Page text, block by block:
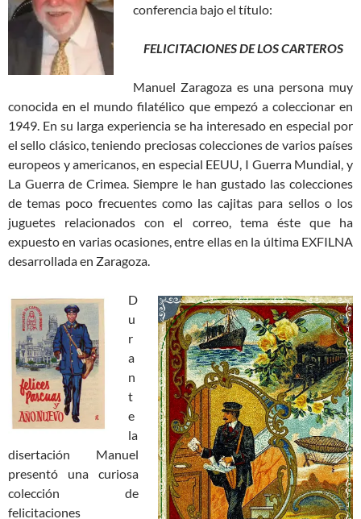
conferencia bajo el título:
FELICITACIONES DE LOS CARTEROS
Manuel Zaragoza es una persona muy
conocida en el mundo filatélico que empezó a coleccionar en
1949. En su larga experiencia se ha interesado en especial por
el sello clásico, teniendo preciosas colecciones de varios países
europeos y americanos, en especial EEUU, I Guerra Mundial, y
La Guerra de Crimea. Siempre le han gustado las colecciones
de temas poco frecuentes como las cajitas para sellos o los
juguetes relacionados con el correo, tema éste que ha
expuesto en varias ocasiones, entre ellas en la última EXFILNA
desarrollada en Zaragoza.
D
u
r
a
n
t
e
la
disertación Manuel
presentó una curiosa
colección de
felicitaciones